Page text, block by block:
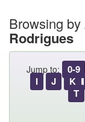
Browsing
Rodrigues
Jump to: 0-9
I
J K
T